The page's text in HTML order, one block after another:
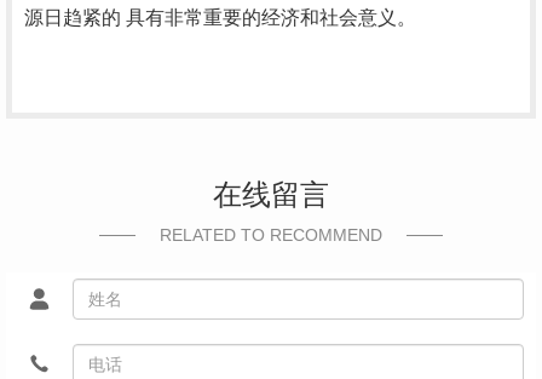
源日趋紧的 具有非常重要的经济和社会意义。
在线留言
RELATED TO RECOMMEND